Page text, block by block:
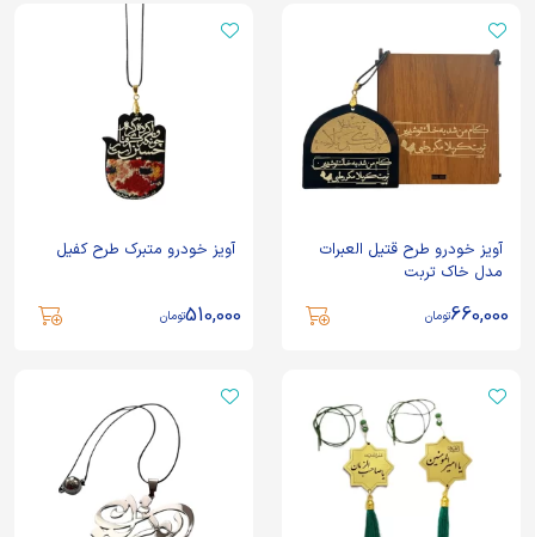
آویز خودرو طرح قتیل العبرات
مدل خاک تربت
660,000تومان
آویز خودرو متبرک طرح کفیل
510,000تومان